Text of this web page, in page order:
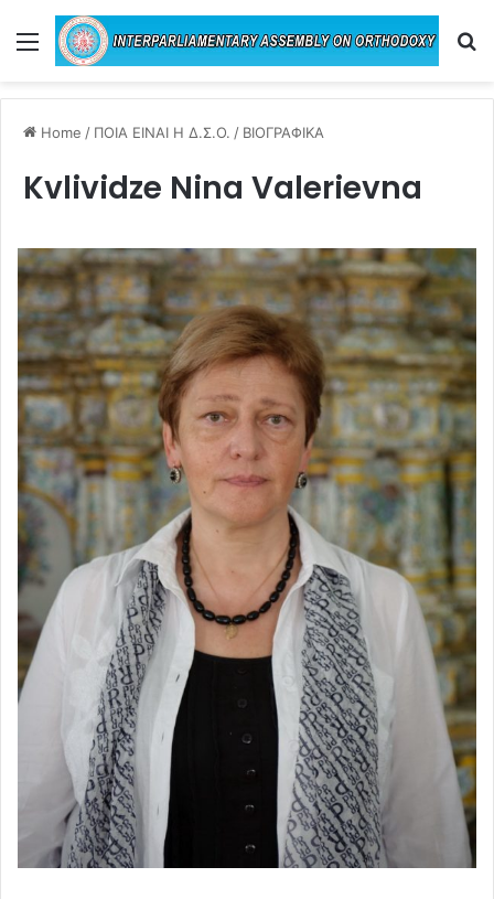
Menu
Home / ΠΟΙΑ ΕΙΝΑΙ Η Δ.Σ.Ο. / ΒΙΟΓΡΑΦΙΚΑ
Kvlividze Nina Valerievna